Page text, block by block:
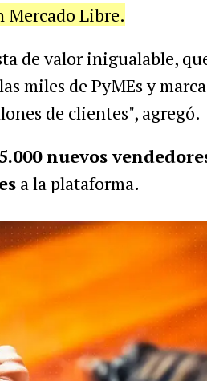
Mercado Libre.
de valor inigualable,
miles de PyMEs y
de clientes", agregó.
nuevos
a la plataforma.